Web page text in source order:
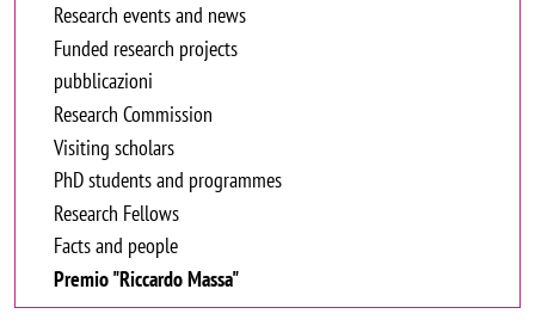
Research events and news
Funded research projects
pubblicazioni
Research Commission
Visiting scholars
PhD students and programmes
Research Fellows
Facts and people
Premio "Riccardo Massa"